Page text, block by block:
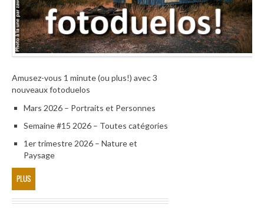
Amusez-vous 1 minute (ou plus!) avec 3
nouveaux fotoduelos
Mars 2026 – Portraits et Personnes
Semaine #15 2026 – Toutes catégories
1er trimestre 2026 – Nature et
Paysage
PLUS